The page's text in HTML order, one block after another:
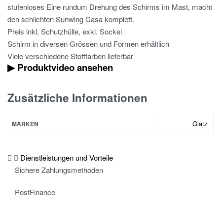
stufenloses Eine rundum Drehung des Schirms im Mast, macht
den schlichten Sunwing Casa komplett.
Preis inkl. Schutzhülle, exkl. Sockel
Schirm in diversen Grössen und Formen erhältlich
Viele verschiedene Stofffarben lieferbar
▶ Produktvideo ansehen
Zusätzliche Informationen
MARKEN Glatz
Dienstleistungen und Vorteile
Sichere Zahlungsmethoden
PostFinance